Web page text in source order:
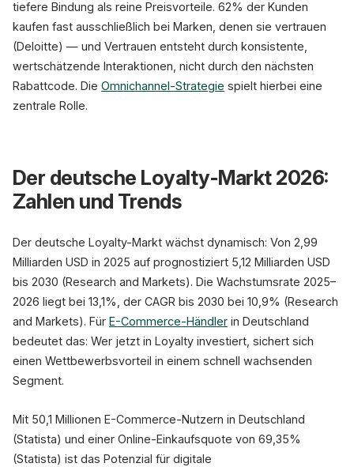
tiefere Bindung als reine Preisvorteile. 62% der Kunden
kaufen fast ausschließlich bei Marken, denen sie vertrauen
(Deloitte) — und Vertrauen entsteht durch konsistente,
wertschätzende Interaktionen, nicht durch den nächsten
Rabattcode. Die Omnichannel-Strategie spielt hierbei eine
zentrale Rolle.
Der deutsche Loyalty-Markt 2026:
Zahlen und Trends
Der deutsche Loyalty-Markt wächst dynamisch: Von 2,99
Milliarden USD in 2025 auf prognostiziert 5,12 Milliarden USD
bis 2030 (Research and Markets). Die Wachstumsrate 2025–
2026 liegt bei 13,1%, der CAGR bis 2030 bei 10,9% (Research
and Markets). Für E-Commerce-Händler in Deutschland
bedeutet das: Wer jetzt in Loyalty investiert, sichert sich
einen Wettbewerbsvorteil in einem schnell wachsenden
Segment.
Mit 50,1 Millionen E-Commerce-Nutzern in Deutschland
(Statista) und einer Online-Einkaufsquote von 69,35%
(Statista) ist das Potenzial für digitale